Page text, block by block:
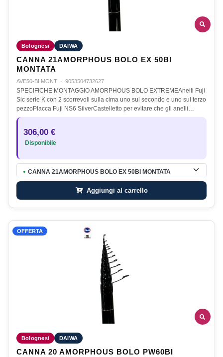
Bolognesi DAIWA
CANNA 21AMORPHOUS BOLO EX 50BI
MONTATA
AVE50-BI MONT · 9053504732627
SPECIFICHE MONTAGGIO AMORPHOUS BOLO EXTREMEAnelli Fuji
Sic serie K con 2 scorrevoli sulla cima uno sul secondo e uno sul terzo
pezzoPlacca Fuji NS6 SilverCastelletto per evitare che gli anelli…
306,00 €
Disponibile
● CANNA 21AMORPHOUS BOLO EX 50BI MONTATA
Aggiungi al carrello
OFFERTA
Bolognesi DAIWA
CANNA 20 AMORPHOUS BOLO PW60BI